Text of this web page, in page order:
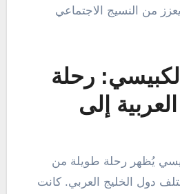
من النسيج الاجتماعي
رحلة
إلى
يُظهر رحلة طويلة من
دول الخليج العربي. كانت